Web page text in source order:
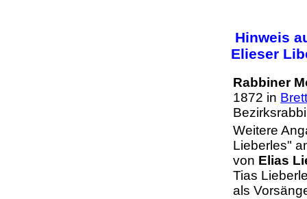
Hinweis
Elieser
Rabbiner
1872 in
Weitere
Lieberles"
von Elias
Tias
als